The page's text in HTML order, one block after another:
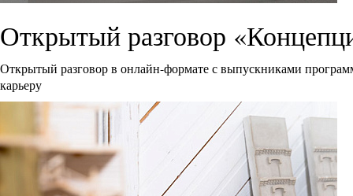
Открытый разговор
Открытый разговор в онлайн-формате с выпускниками
карьеру